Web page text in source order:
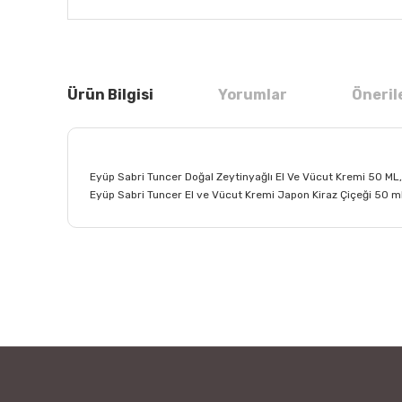
Ürün Bilgisi Yorumlar
Eyüp Sabri Tuncer Doğal Zeytinyağlı El Ve Vücut Kremi 50 ML,
Eyüp Sabri Tuncer El ve Vücut Kremi Japon Kiraz Çiçeği 50